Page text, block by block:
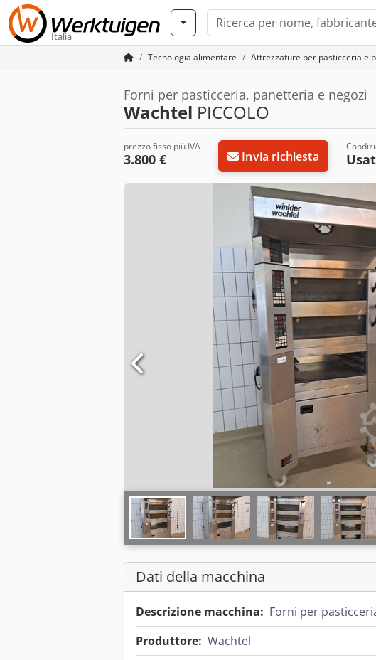
Italia
Tecnologia alimentare Attrezzature per pasticceria e
Forni per pasticceria, panetteria e negozi
Wachtel PICCOLO
prezzo fisso più IVA
3.800 € Invia richiesta
Dati della macchina
Descrizione macchina: Forni per
Produttore: Wachtel